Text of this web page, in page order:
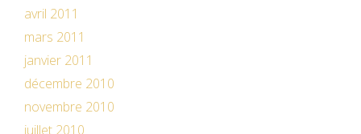
avril 2011
mars 2011
janvier 2011
décembre 2010
novembre 2010
juillet 2010